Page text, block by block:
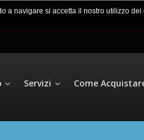
a navigare si accetta il nostro utilizzo
Servizi Come